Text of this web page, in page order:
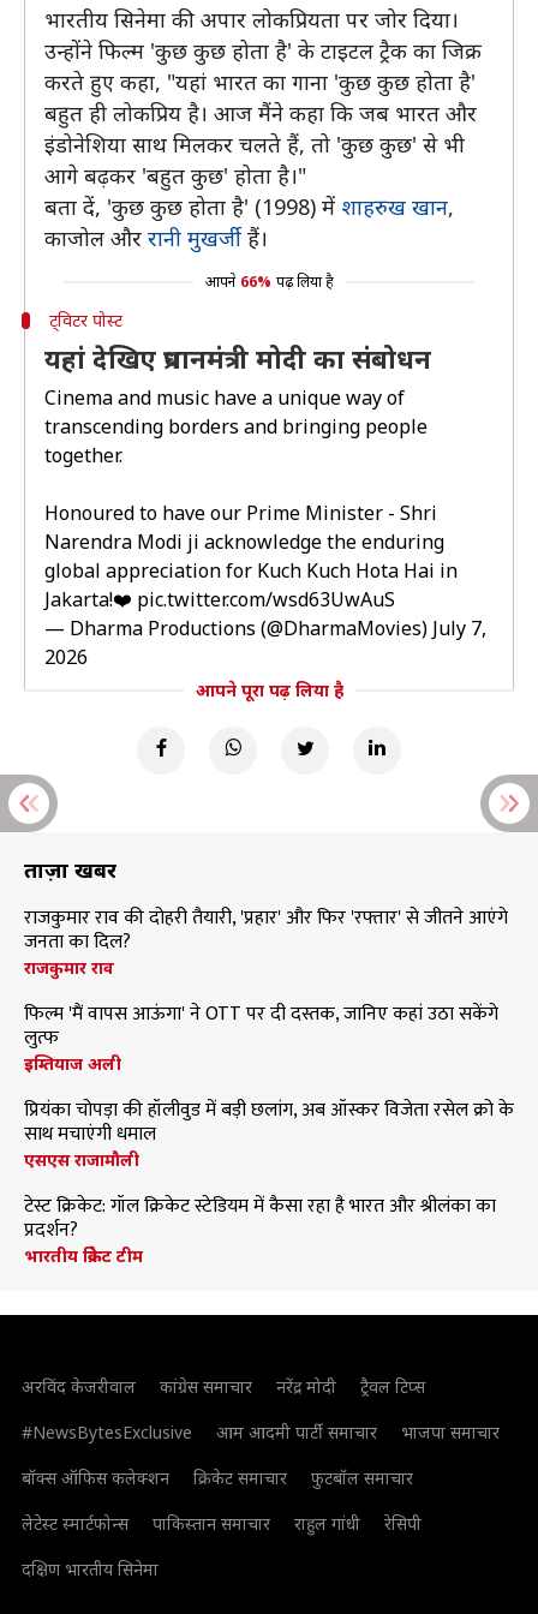
भारतीय सिनेमा की अपार लोकप्रियता पर जोर दिया।
उन्होंने फिल्म 'कुछ कुछ होता है' के टाइटल ट्रैक का जिक्र
करते हुए कहा, "यहां भारत का गाना 'कुछ कुछ होता है'
बहुत ही लोकप्रिय है। आज मैंने कहा कि जब भारत और
इंडोनेशिया साथ मिलकर चलते हैं, तो 'कुछ कुछ' से भी
आगे बढ़कर 'बहुत कुछ' होता है।"
बता दें, 'कुछ कुछ होता है' (1998) में शाहरुख खान,
काजोल और रानी मुखर्जीहैं।
आपने 66% पढ़ लिया है
ट्विटर पोस्ट
यहां देखिए प्रधानमंत्री मोदी का संबोधन
Cinema and music have a unique way of
transcending borders and bringing people
together.
Honoured to have our Prime Minister - Shri
Narendra Modi ji acknowledge the enduring
global appreciation for Kuch Kuch Hota Hai in
Jakarta!❤️ pic.twitter.com/wsd63UwAuS
— Dharma Productions (@DharmaMovies) July 7,
2026
आपने पूरा पढ़ लिया है
ताज़ा खबरें
राजकुमार राव की दोहरी तैयारी, 'प्रहार' और फिर 'रफ्तार' से जीतने आएंगे
जनता का दिल?
राजकुमार राव
फिल्म 'मैं वापस आऊंगा' ने OTT पर दी दस्तक, जानिए कहां उठा सकेंगे
लुत्फ
इम्तियाज अली
प्रियंका चोपड़ा की हॉलीवुड में बड़ी छलांग, अब ऑस्कर विजेता रसेल क्रो के
साथ मचाएंगी धमाल
एसएस राजामौली
टेस्ट क्रिकेट: गॉल क्रिकेट स्टेडियम में कैसा रहा है भारत और श्रीलंका का
प्रदर्शन?
भारतीय क्रिकेट टीम
अरविंद केजरीवाल कांग्रेस समाचार नरेंद्र मोदी
ट्रैवल टिप्स
#NewsBytesExclusive
आम आदमी पार्टी समाचार
भाजपा समाचार
बॉक्स ऑफिस कलेक्शन
क्रिकेट समाचार
फुटबॉल समाचार
लेटेस्ट स्मार्टफोन्स
पाकिस्तान समाचार राहुल गांधी
रेसिपी
दक्षिण भारतीय सिनेमा